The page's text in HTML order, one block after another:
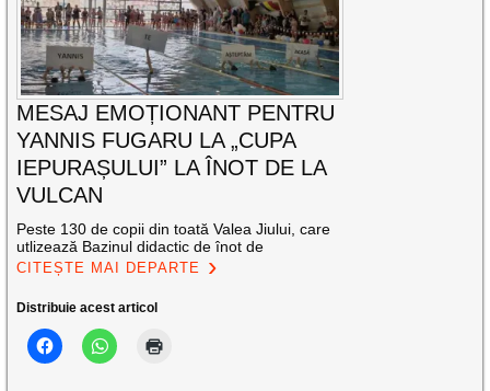
MESAJ EMOȚIONANT PENTRU
YANNIS FUGARU LA „CUPA
IEPURAȘULUI” LA ÎNOT DE LA
VULCAN
Peste 130 de copii din toată Valea Jiului, care
utlizează Bazinul didactic de înot de
CITEȘTE MAI DEPARTE
Distribuie acest articol